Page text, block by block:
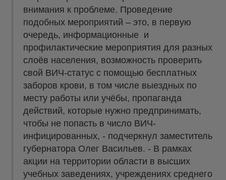
внимания к проблеме. Проведение
подобных мероприятий – это, в первую
очередь, информационные и
профилактические мероприятия для разных
слоёв населения, возможность проверить
свой ВИЧ-статус с помощью бесплатных
заборов крови, в том числе выездных по
месту работы или учёбы, пропаганда
действий, которые нужно предпринимать,
чтобы не попасть в число ВИЧ-
инфицированных, - подчеркнул заместитель
губернатора Олег Васильев. - В рамках
акции на территории области в высших
учебных заведениях, учреждениях среднего